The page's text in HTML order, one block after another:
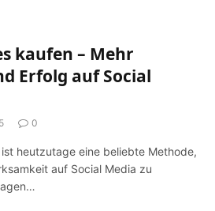
kaufen – Mehr
Erfolg auf Social
0
heutzutage eine beliebte Methode,
auf Social Media zu